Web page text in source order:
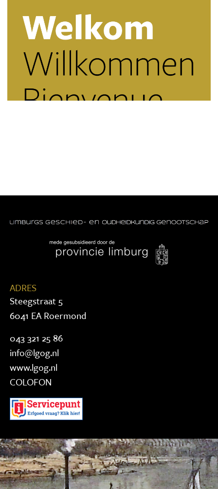
ADRES
Steegstraat 5
6041 EA Roermond
043 321 25 86
info@lgog.nl
www.lgog.nl
COLOFON